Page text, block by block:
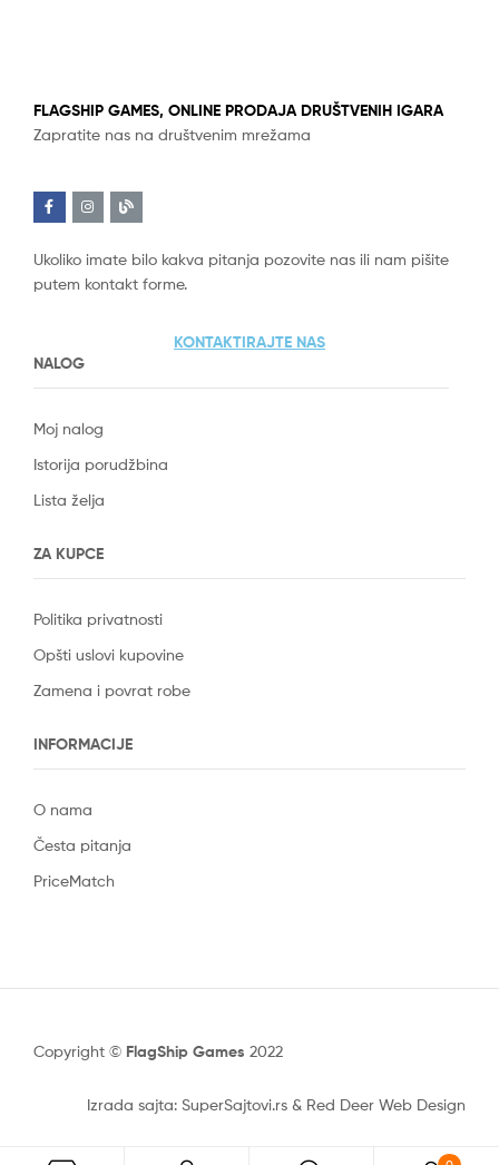
FLAGSHIP GAMES, ONLINE PRODAJA DRUŠTVENIH IGARA
Zapratite nas na društvenim mrežama
Ukoliko imate bilo kakva pitanja pozovite nas ili nam pišite
putem kontakt forme.
KONTAKTIRAJTE NAS
NALOG
Moj nalog
Istorija porudžbina
Lista želja
ZA KUPCE
Politika privatnosti
Opšti uslovi kupovine
Zamena i povrat robe
INFORMACIJE
O nama
Česta pitanja
PriceMatch
Copyright © FlagShip Games 2022
Izrada sajta: SuperSajtovi.rs & Red Deer Web Design